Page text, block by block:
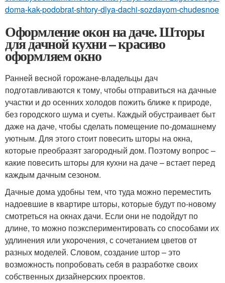
doma-kak-podobrat-shtory-dlya-dachi-sozdayom-chudesnoe
Оформление окон на даче. Шторы
для дачной кухни – красиво
оформляем окно
Ранней весной горожане-владельцы дач
подготавливаются к тому, чтобы отправиться на дачные
участки и до осенних холодов пожить ближе к природе,
без городского шума и суеты. Каждый обустраивает быт
даже на даче, чтобы сделать помещение по-домашнему
уютным. Для этого стоит повесить шторы на окна,
которые преобразят загородный дом. Поэтому вопрос –
какие повесить шторы для кухни на даче – встает перед
каждым дачным сезоном.
Дачные дома удобны тем, что туда можно переместить
надоевшие в квартире шторы, которые будут по-новому
смотреться на окнах дачи. Если они не подойдут по
длине, то можно поэкспериментировать со способами их
удлинения или укорочения, с сочетанием цветов от
разных моделей. Словом, создание штор – это
возможность попробовать себя в разработке своих
собственных дизайнерских проектов.